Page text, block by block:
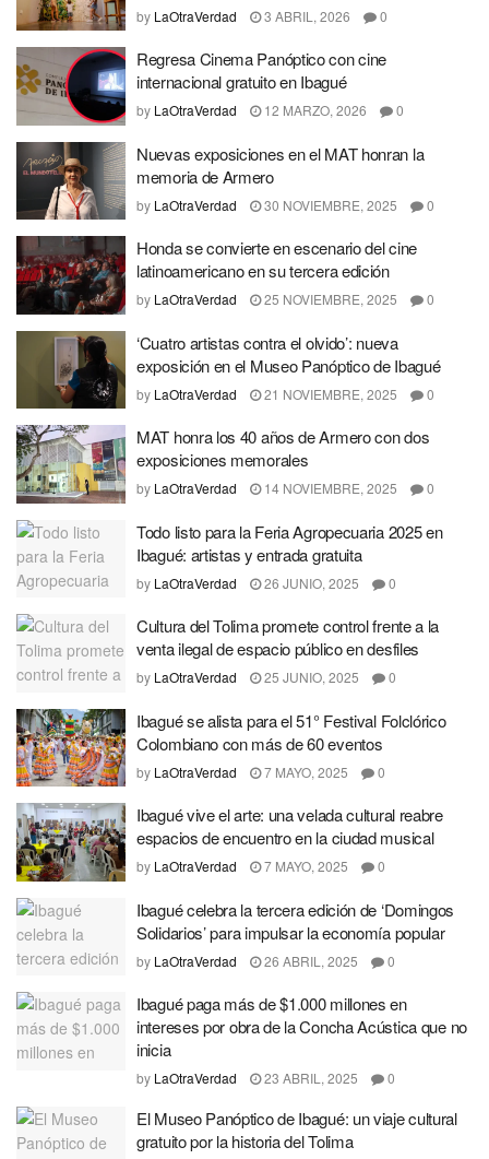
by LaOtraVerdad 3 ABRIL, 2026 0
Regresa Cinema Panóptico con cine
internacional gratuito en Ibagué
by LaOtraVerdad 12 MARZO, 2026 0
Nuevas exposiciones en el MAT honran la
memoria de Armero
by LaOtraVerdad 30 NOVIEMBRE, 2025 0
Honda se convierte en escenario del cine
latinoamericano en su tercera edición
by LaOtraVerdad 25 NOVIEMBRE, 2025 0
‘Cuatro artistas contra el olvido’: nueva
exposición en el Museo Panóptico de Ibagué
by LaOtraVerdad 21 NOVIEMBRE, 2025 0
MAT honra los 40 años de Armero con dos
exposiciones memorales
by LaOtraVerdad 14 NOVIEMBRE, 2025 0
Todo listo para la Feria Agropecuaria 2025 en
Ibagué: artistas y entrada gratuita
by LaOtraVerdad 26 JUNIO, 2025 0
Cultura del Tolima promete control frente a la
venta ilegal de espacio público en desfiles
by LaOtraVerdad 25 JUNIO, 2025 0
Ibagué se alista para el 51° Festival Folclórico
Colombiano con más de 60 eventos
by LaOtraVerdad 7 MAYO, 2025 0
Ibagué vive el arte: una velada cultural reabre
espacios de encuentro en la ciudad musical
by LaOtraVerdad 7 MAYO, 2025 0
Ibagué celebra la tercera edición de ‘Domingos
Solidarios’ para impulsar la economía popular
by LaOtraVerdad 26 ABRIL, 2025 0
Ibagué paga más de $1.000 millones en
intereses por obra de la Concha Acústica que no
inicia
by LaOtraVerdad 23 ABRIL, 2025 0
El Museo Panóptico de Ibagué: un viaje cultural
gratuito por la historia del Tolima